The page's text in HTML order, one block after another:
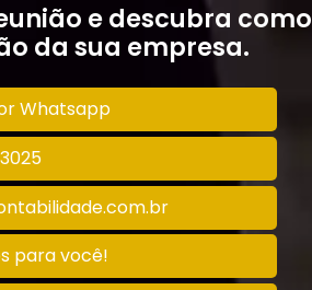
e descubra como
da sua empresa.
Whatsapp
para você!